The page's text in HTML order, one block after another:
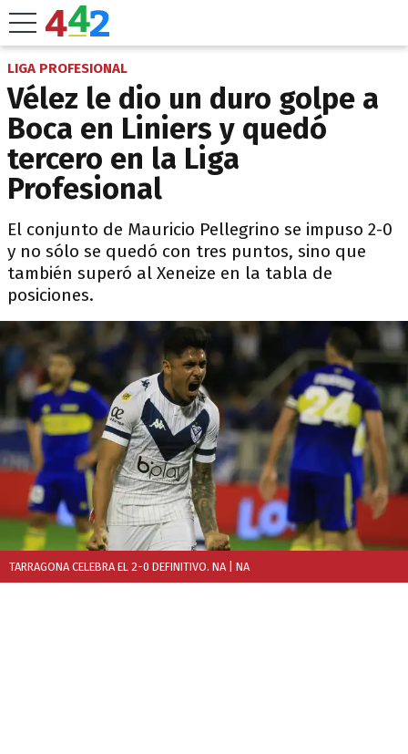
LIGA PROFESIONAL
Vélez le dio un duro golpe a
Boca en Liniers y quedó
tercero en la Liga
Profesional
El conjunto de Mauricio Pellegrino se impuso 2-0
y no sólo se quedó con tres puntos, sino que
también superó al Xeneize en la tabla de
posiciones.
TARRAGONA CELEBRA EL 2-0 DEFINITIVO. NA | NA